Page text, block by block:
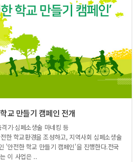
교 만들기 캠페인 전개
기·심폐소생술 마네킹 등
한 학교환경을 조성하고, 지역사회 심폐소생술
'안전한 학교 만들기 캠페인'을 진행한다.​전국
이 사업은 ..